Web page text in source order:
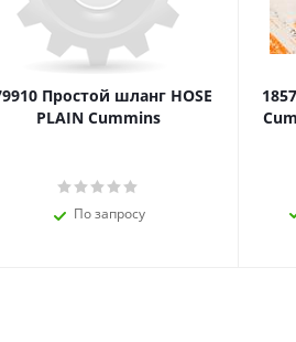
Простой шланг HOSE
PLAIN Cummins
По запросу